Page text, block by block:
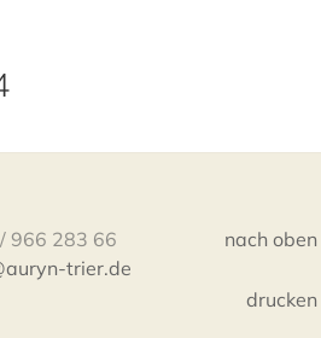
966 283 66
trier.de
nach oben
drucken